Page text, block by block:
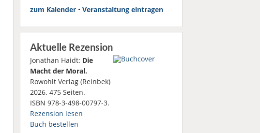
zum Kalender• Veranstaltung eintragen
Aktuelle Rezension
Jonathan Haidt: Die
Macht der Moral.
Rowohlt Verlag (Reinbek)
2026. 475 Seiten.
ISBN 978-3-498-00797-3.
Rezension lesen
Buch bestellen